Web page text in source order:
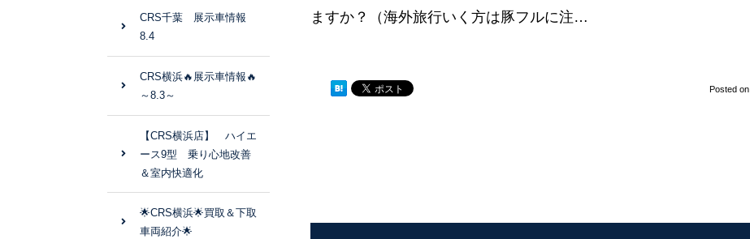
ますか？（海外旅行いく方は豚フルに注…
Posted on
CRS千葉 展示車情報
8.4
CRS横浜🔥展示車情報🔥
～8.3～
【CRS横浜店】 ハイエ
ース9型 乗り心地改善
＆室内快適化
🌟CRS横浜🌟買取＆下取
車両紹介🌟